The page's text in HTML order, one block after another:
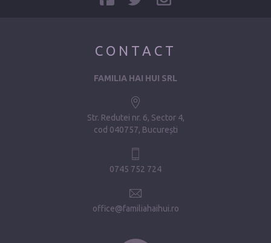
CONTACT
FAMILIA HAI HUI SRL
Str. Redutei nr. 6, Sector 4
cod 040757, București
0745 752 724
office@familiahaihui.ro